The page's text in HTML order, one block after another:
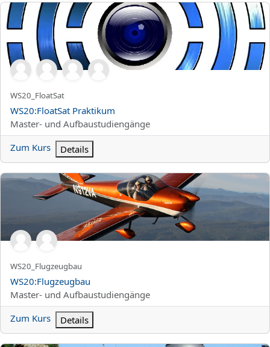
WS20:FloatSat Praktikum
Kurzer Kursname
WS20_FloatSat
Kursname
WS20:FloatSat Praktikum
Kursbereich
Master- und Aufbaustudiengänge
Zum Kurs
Details
WS20:Flugzeugbau
Kurzer Kursname
WS20_Flugzeugbau
Kursname
WS20:Flugzeugbau
Kursbereich
Master- und Aufbaustudiengänge
Zum Kurs
Details